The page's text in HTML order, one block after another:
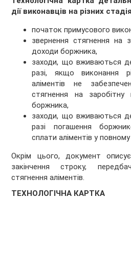
дії виконавців на різних
початок примусового
звернення стягнення на
доходи боржника,
заходи, що вживаються
разі, якщо виконання
аліментів не
стягнення на
боржника,
заходи, що вживаються
разі погашення
сплати аліментів у повному
Окрім цього, документ
закінчення строку,
стягнення аліментів.
ТЕХНОЛОГІЧНА КАРТКА